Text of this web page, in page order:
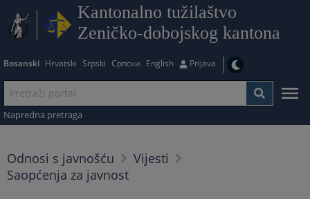
Kantonalno tužilaštvo
Zeničko-dobojskog kantona
Bosanski Hrvatski Srpski Српски English Prijava
Napredna pretraga
Odnosi s javnošću
Vijesti
Saopćenja za javnost